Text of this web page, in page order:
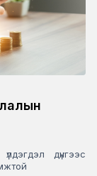
дүнгээс